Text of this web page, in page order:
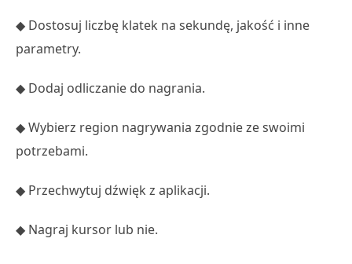
◆ Dostosuj liczbę klatek na sekundę, jakość i inne
parametry.
◆ Dodaj odliczanie do nagrania.
◆ Wybierz region nagrywania zgodnie ze swoimi
potrzebami.
◆ Przechwytuj dźwięk z aplikacji.
◆ Nagraj kursor lub nie.